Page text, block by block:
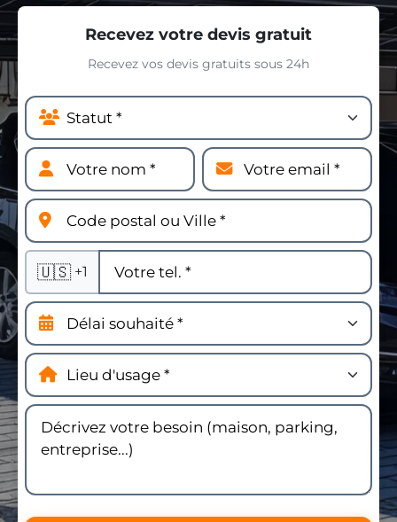
Recevez votre devis gratuit
Recevez vos devis gratuits sous 24h
🇺🇸 +1